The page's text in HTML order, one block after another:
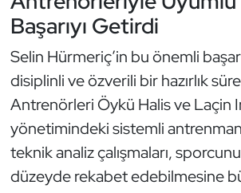
Başarıyı Getirdi
Selin Hürmeriç’in bu önemli
disiplinli ve özverili bir hazırlık
Antrenörleri Öykü Halis ve Laçin
yönetimindeki sistemli
teknik analiz çalışmaları,
düzeyde rekabet edebilmesine
Judo ve Kuraş
Kano ve Rafting
Karate
Kayak